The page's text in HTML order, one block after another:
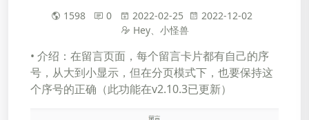
1598 0 2022-02-25
2022-12-02
Hey、小怪兽
• 介绍：在留言页面，每个留言卡片都有自己的序
号，从大到小显示，但在分页模式下，也要保持这
个序号的正确（此功能在v2.10.3已更新）